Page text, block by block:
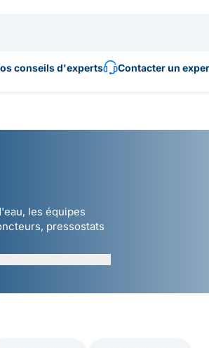
conseils d'experts Contacter un
les équipes
, pressostats